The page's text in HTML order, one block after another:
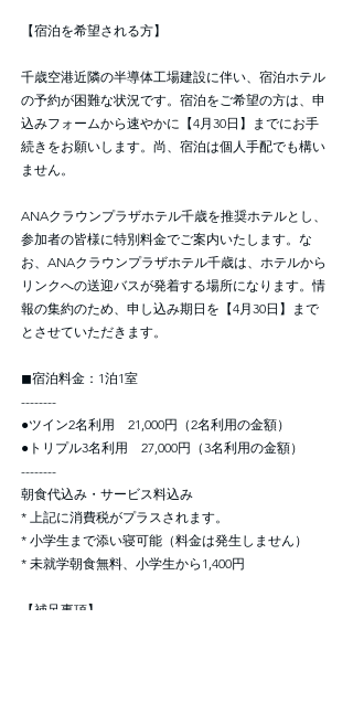
【宿泊を希望される方】
千歳空港近隣の半導体工場建設に伴い、宿泊ホテル
の予約が困難な状況です。宿泊をご希望の方は、申
込みフォームから速やかに【4月30日】までにお手
続きをお願いします。尚、宿泊は個人手配でも構い
ません。
ANAクラウンプラザホテル千歳を推奨ホテルとし、
参加者の皆様に特別料金でご案内いたします。な
お、ANAクラウンプラザホテル千歳は、ホテルから
リンクへの送迎バスが発着する場所になります。情
報の集約のため、申し込み期日を【4月30日】まで
とさせていただきます。
◼︎宿泊料金：1泊1室
--------
●ツイン2名利用 21,000円（2名利用の金額）
●トリプル3名利用 27,000円（3名利用の金額）
--------
朝食代込み・サービス料込み
* 上記に消費税がプラスされます。
* 小学生まで添い寝可能（料金は発生しません）
* 未就学朝食無料、小学生から1,400円
【補足事項】